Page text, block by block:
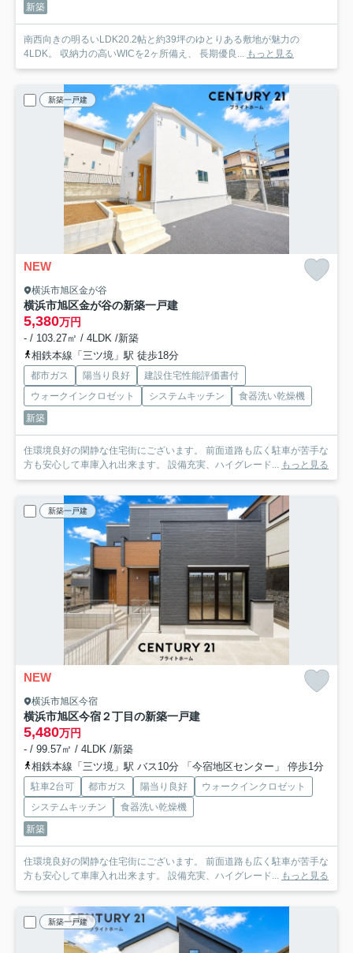
新築
南西向きの明るいLDK20.2帖と約39坪のゆとりある敷地が魅力の
4LDK。 収納力の高いWICを2ヶ所備え、 長期優良... もっと見る
新築一戸建
NEW
横浜市旭区金が谷
横浜市旭区金が谷の新築一戸建
5,380万円
- / 103.27㎡ / 4LDK /新築
相鉄本線「三ツ境」駅 徒歩18分
都市ガス 陽当り良好
建設住宅性能評価書付
ウォークインクロゼット
システムキッチン
食器洗い乾燥機
新築
住環境良好の閑静な住宅街にございます。 前面道路も広く駐車が苦手な
方も安心して車庫入れ出来ます。 設備充実、ハイグレード... もっと見る
新築一戸建
NEW
横浜市旭区今宿
横浜市旭区今宿２丁目の新築一戸建
5,480万円
- / 99.57㎡ / 4LDK /新築
相鉄本線「三ツ境」駅 バス10分 「今宿地区センター」 停歩1分
駐車2台可 都市ガス 陽当り良好
ウォークインクロゼット
システムキッチン
食器洗い乾燥機
新築
住環境良好の閑静な住宅街にございます。 前面道路も広く駐車が苦手な
方も安心して車庫入れ出来ます。 設備充実、ハイグレード... もっと見る
新築一戸建